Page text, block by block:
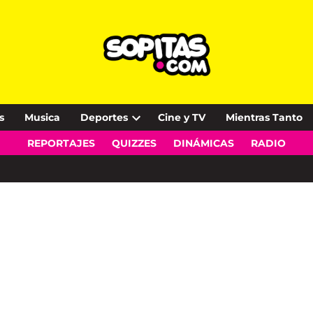
Musica Deportes
Open
dropdown
Cine y TV Mientras Tanto
REPORTAJES QUIZZES DINÁMICAS RADIO